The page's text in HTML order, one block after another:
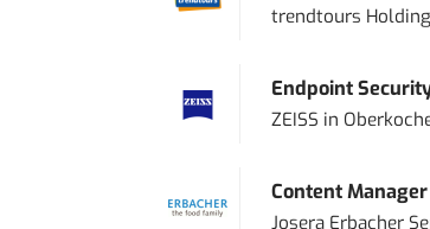
trendtours
Endpoint
ZEISS in
Content
Josera Erbacher